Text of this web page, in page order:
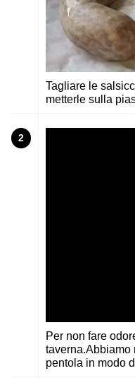
Tagliare le
metterle sulla
2
Per non fare
taverna.Abbiamo
pentola in modo